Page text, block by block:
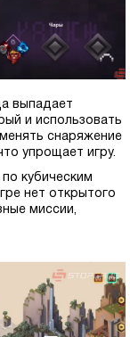
выпадает
и использовать
снаряжение
упрощает игру.
кубическим
нет открытого
миссии,